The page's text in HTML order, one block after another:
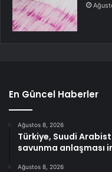
En Güncel Haberler
Ağustos 8, 2026
Türkiye, Suudi
savunma anlaşması
Ağustos 8, 2026